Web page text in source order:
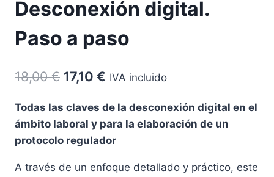
Desconexión digital.
Paso a paso
18,00€ El
original
era:
17,10 € El
actual
es:
IVA incluido
Todas las claves de la desconexión digital en el
ámbito laboral y para la elaboración de un
protocolo regulador
A través de un enfoque detallado y práctico, este